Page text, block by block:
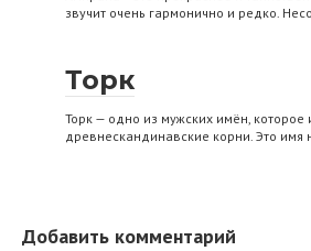
звучит очень гармонично и редко.
Торк
Торк — одно из мужских имён, которое
древнескандинавские корни. Это имя
Добавить комментарий